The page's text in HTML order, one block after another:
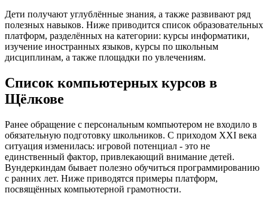
Дети получают углублённые знания, а также развивают ряд
полезных навыков. Ниже приводится список образовательных
платформ, разделённых на категории: курсы информатики,
изучение иностранных языков, курсы по школьным
дисциплинам, а также площадки по увлечениям.
Список компьютерных курсов в
Щёлкове
Ранее обращение с персональным компьютером не входило в
обязательную подготовку школьников. С приходом XXI века
ситуация изменилась: игровой потенциал - это не
единственный фактор, привлекающий внимание детей.
Вундеркиндам бывает полезно обучиться программированию
с ранних лет. Ниже приводятся примеры платформ,
посвящённых компьютерной грамотности.